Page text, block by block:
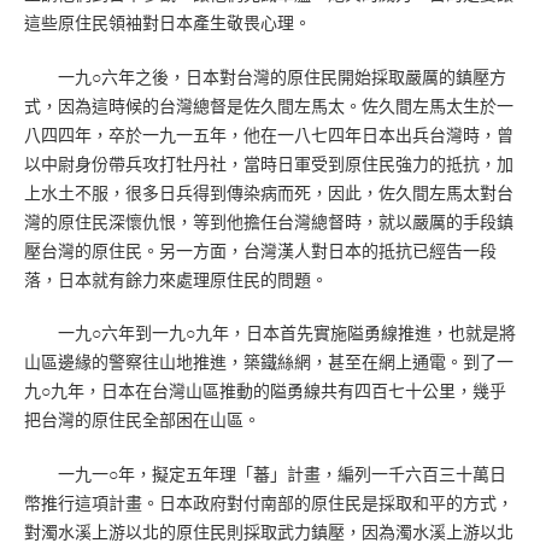
這些原住民領袖對日本產生敬畏心理。
一九○六年之後，日本對台灣的原住民開始採取嚴厲的鎮壓方
式，因為這時候的台灣總督是佐久間左馬太。佐久間左馬太生於一
八四四年，卒於一九一五年，他在一八七四年日本出兵台灣時，曾
以中尉身份帶兵攻打牡丹社，當時日軍受到原住民強力的抵抗，加
上水土不服，很多日兵得到傳染病而死，因此，佐久間左馬太對台
灣的原住民深懷仇恨，等到他擔任台灣總督時，就以嚴厲的手段鎮
壓台灣的原住民。另一方面，台灣漢人對日本的抵抗已經告一段
落，日本就有餘力來處理原住民的問題。
一九○六年到一九○九年，日本首先實施隘勇線推進，也就是將
山區邊緣的警察往山地推進，築鐵絲網，甚至在網上通電。到了一
九○九年，日本在台灣山區推動的隘勇線共有四百七十公里，幾乎
把台灣的原住民全部困在山區。
一九一○年，擬定五年理「蕃」計畫，編列一千六百三十萬日
幣推行這項計畫。日本政府對付南部的原住民是採取和平的方式，
對濁水溪上游以北的原住民則採取武力鎮壓，因為濁水溪上游以北